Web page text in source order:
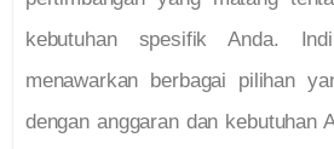
kebutuhan spesifik Anda.
menawarkan berbagai pilihan
dengan anggaran dan kebutuhan